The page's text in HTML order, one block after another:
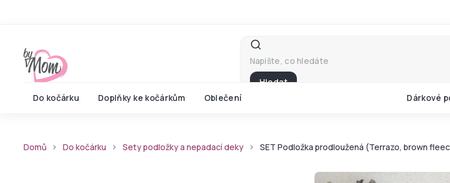
Hledat
Do kočárku Doplňky ke kočárkům Oblečení Dárkové
Domů Do kočárku Sety podložky a nepadací deky SET Podložka prodloužená (Terrazo, brown